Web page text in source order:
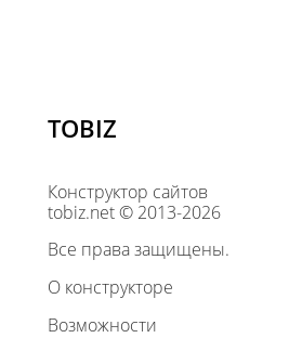
TOBIZ
Конструктор сайтов
tobiz.net © 2013-2026
Все права защищены.
О конструкторе
Возможности